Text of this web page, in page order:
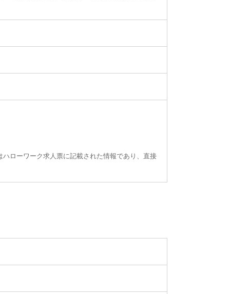
ローワーク求人票に記載された情報であり、直接